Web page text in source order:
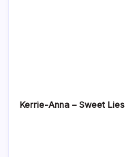
Kerrie-Anna – Sweet Lies